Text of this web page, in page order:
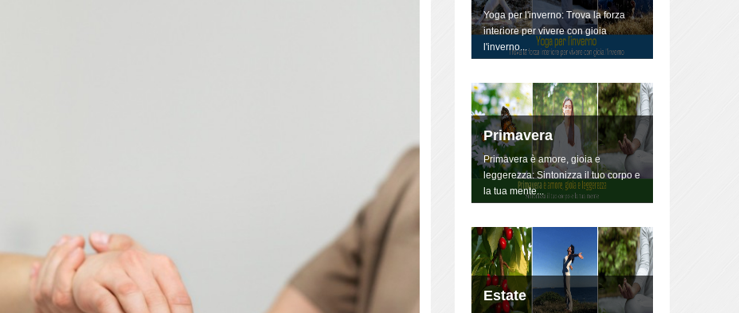
Yoga per l'inverno: Trova la forza
interiore per vivere con gioia
l'inverno...
Primavera
Primavera è amore, gioia e
leggerezza: Sintonizza il tuo corpo e
la tua mente...
Estate